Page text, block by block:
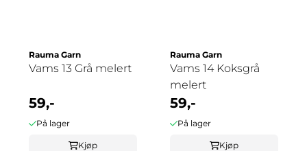
Rauma Garn
Vams 13 Grå melert
59,-
På lager
Kjøp
Rauma Garn
Vams 14 Koksgrå
melert
59,-
På lager
Kjøp